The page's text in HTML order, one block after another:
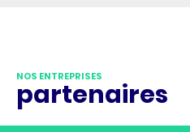
NOS ENTREPRISES
partenaires